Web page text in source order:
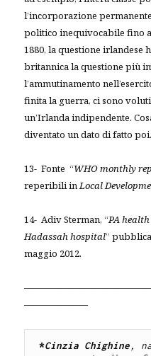
l’incorporazione
politico inequivocabile fino
1880, la questione
britannica la questione più
l’ammutinamento
finita la guerra, ci sono
un’Irlanda indipendente.
diventato un dato di fatto poi.
13- Fonte “WHO monthly
reperibili inLocal
14- Adiv Sterman, “PA
Hadassah hospital”
maggio 2012.
——————
*Cinzia Chighine,